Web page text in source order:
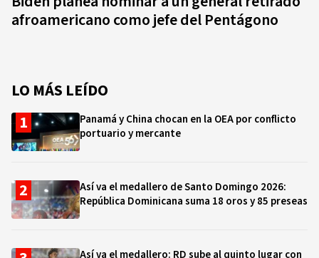
afroamericano como jefe del Pentágono
LO MÁS LEÍDO
Panamá y China chocan en la OEA por conflicto
portuario y mercante
Así va el medallero de Santo Domingo 2026:
República Dominicana suma 18 oros y 85 preseas
Así va el medallero: RD sube al quinto lugar con